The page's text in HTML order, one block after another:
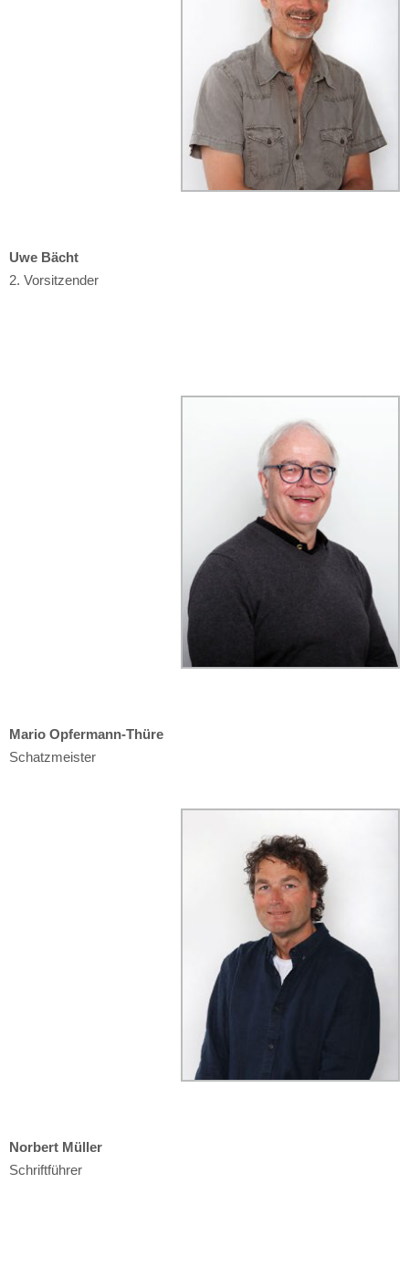
Uwe Bächt
2. Vorsitzender
Mario Opfermann-Thüre
Schatzmeister
Norbert Müller
Schriftführer